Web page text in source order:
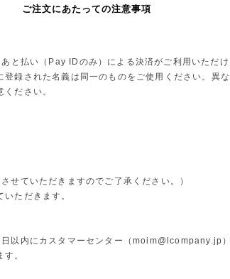
ご注文にあたっての注意事項
と払い（Pay IDのみ）による決済がご利用いただけ
録された名義は同一のものをご使用ください。異
ださい。
せていただきますのでご了承ください。）
ただきます。
以内にカスタマーセンター（ moim@lcompany.jp
。